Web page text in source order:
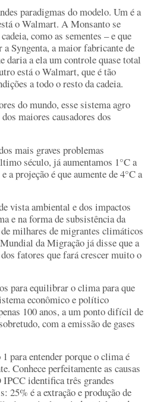
paradigmas do modelo. Um é a
o Walmart. A Monsanto se
como as sementes – e que
a Syngenta, a maior fabricante de
daria a ela um controle quase total
está o Walmart, que é tão
a todo o resto da cadeia.
do mundo, esse sistema agro
maiores causadores dos
mais graves problemas
século, já aumentamos 1°C a
a projeção é que aumente de 4°C a
vista ambiental e dos impactos
e na forma de subsistência da
de milhares de migrantes climáticos
da Migração já disse que a
fatores que fará crescer muito o
para equilibrar o clima para que
econômico e político
100 anos, a um ponto difícil de
com a emissão de gases
para entender porque o clima é
Conhece perfeitamente as causas
identifica três grandes
25% é a extração e produção de